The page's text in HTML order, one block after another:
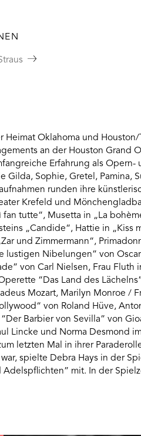
Heimat Oklahoma und
an der Houston Grand
Erfahrung als
Gilda, Sophie, Gretel, Pamina,
runden ihre
Krefeld und
tutte“, Musetta in „La
„Candide“, Hattie in „Kiss
und Zimmermann“,
lustigen Nibelungen” von
von Carl Nielsen, Frau
“Das Land des
Mozart, Marilyn Monroe /
von Roland Hüve,
Barbier von Sevilla” von
Lincke und Norma Desmond
letzten Mal in ihrer
spielte Debra Hays in der
mit. In der